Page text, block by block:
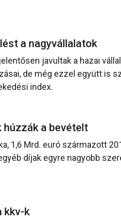
a nagyvállalatok
javultak a hazai
de még ezzel együtt is
index.
a bevételt
1,6 Mrd. euró származott
díjak egyre nagyobb
kkv-k